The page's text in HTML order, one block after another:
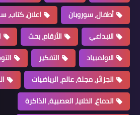
أطفال، سوروبان
اعلان، كتاب،
الابداعي
الأرقام، بحث
الاولمبياد
التفكير
الجزائر، مجلة، عالم، الرياضيات
الدماغ، الخلايا، العصبية، الذاكرة